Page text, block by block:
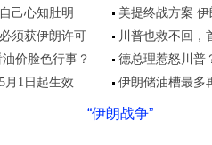
己心知肚明
美提终战方案
须获伊朗许可
川普也救不回，
价脸色行事？
德总理惹怒川普
月1日起生效
伊朗储油槽最多
“伊朗战争”